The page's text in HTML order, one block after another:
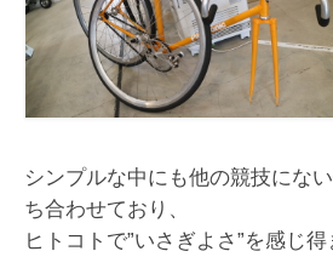
シンプルな中にも他の競技にな
ち合わせており、
ヒトコトで”いさぎよさ”を感じ